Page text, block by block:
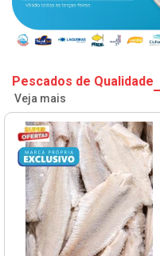
Pescados de Qualidade
Veja mais